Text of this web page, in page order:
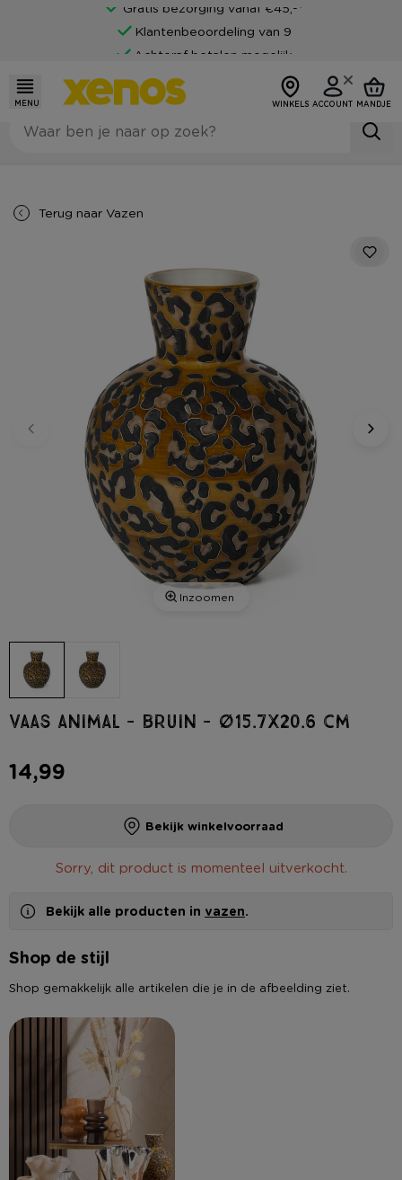
Gratis bezorging vanaf €45,-*
Klantenbeoordeling van 9
Achteraf betalen mogelijk
MENU WINKELS ACCOUNT MANDJE
Terug naar Vazen
Inzoomen
Vaas animal - bruin - ø15.7x20.6 cm
14,99
Bekijk winkelvoorraad
Sorry, dit product is momenteel uitverkocht.
Bekijk alle producten in vazen.
Shop de stijl
Shop gemakkelijk alle artikelen die je in de afbeelding ziet.